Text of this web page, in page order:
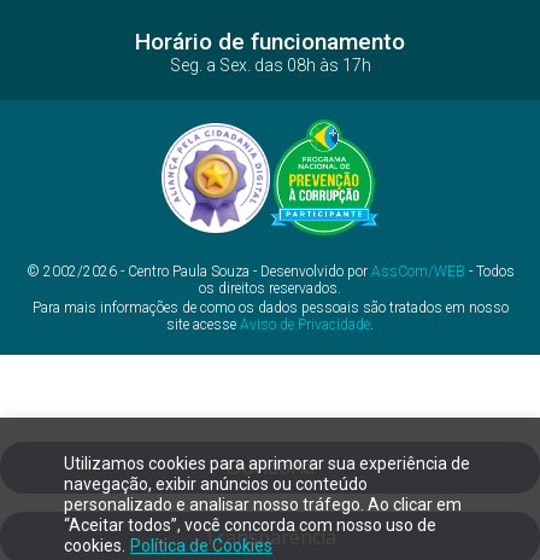
Utilizamos cookies para aprimorar sua experiência de
navegação, exibir anúncios ou conteúdo
personalizado e analisar nosso tráfego. Ao clicar em
“Aceitar todos”, você concorda com nosso uso de
cookies.
Política de Cookies
Horário de funcionamento
Seg. a Sex. das 08h às 17h
© 2002/2026 - Centro Paula Souza - Desenvolvido por AssCom/WEB - Todos
os direitos reservados.
Para mais informações de como os dados pessoais são tratados em nosso
site acesse Aviso de Privacidade.
Ouvidoria
Transparência